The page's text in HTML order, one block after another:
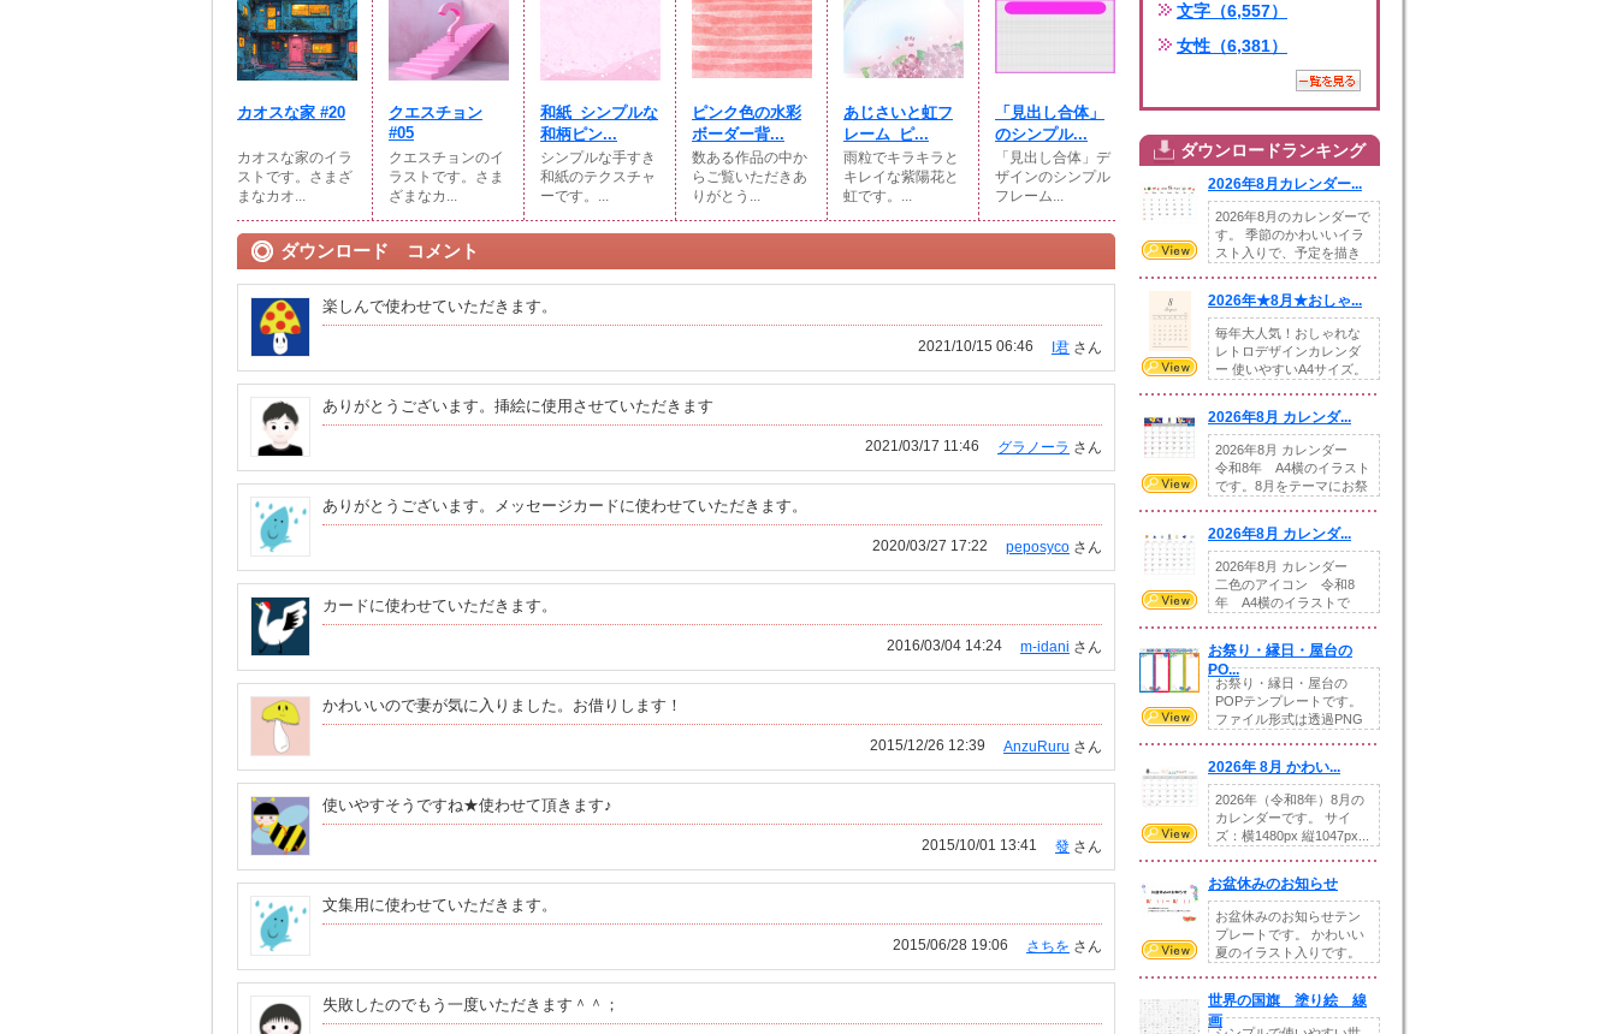
カオスな家 #20
カオスな家のイラ
ストです。さまざ
まなカオ...
クエスチョン
#05
クエスチョンのイ
ラストです。さま
ざまなカ...
和紙_シンプルな
和柄ピン...
シンプルな手すき
和紙のテクスチャ
ーです。...
ピンク色の水彩
ボーダー背...
数ある作品の中か
らご覧いただきあ
りがとう...
あじさいと虹フ
レーム_ピ...
雨粒でキラキラと
キレイな紫陽花と
虹です。...
「見出し合体」
のシンプル...
「見出し合体」デ
ザインのシンプル
フレーム...
ダウンロード コメント
楽しんで使わせていただきます。
I君 さん
2021/10/15 06:46
ありがとうございます。挿絵に使用させていただきます
グラノーラ さん
2021/03/17 11:46
ありがとうございます。メッセージカードに使わせていただきます。
peposyco さん
2020/03/27 17:22
カードに使わせていただきます。
m-idani さん
2016/03/04 14:24
かわいいので妻が気に入りました。お借りします！
AnzuRuru さん
2015/12/26 12:39
使いやすそうですね★使わせて頂きます♪
發 さん
2015/10/01 13:41
文集用に使わせていただきます。
さちを さん
2015/06/28 19:06
失敗したのでもう一度いただきます＾＾；
文字（6,557）
女性（6,381）
ダウンロードランキング
2026年8月カレンダー...
2026年8月のカレンダーで
す。 季節のかわいいイラ
スト入りで、予定を描き
2026年★8月★おしゃ...
毎年大人気！おしゃれな
レトロデザインカレンダ
ー 使いやすいA4サイズ。
2026年8月 カレンダ...
2026年8月 カレンダー
令和8年 A4横のイラスト
です。8月をテーマにお祭
2026年8月 カレンダ...
2026年8月 カレンダー
二色のアイコン 令和8
年 A4横のイラストで
お祭り・縁日・屋台の
PO...
お祭り・縁日・屋台の
POPテンプレートです。
ファイル形式は透過PNG
2026年 8月 かわい...
2026年（令和8年）8月の
カレンダーです。 サイ
ズ：横1480px 縦1047px...
お盆休みのお知らせ
お盆休みのお知らせテン
プレートです。 かわいい
夏のイラスト入りです。
世界の国旗 塗り絵 線
画